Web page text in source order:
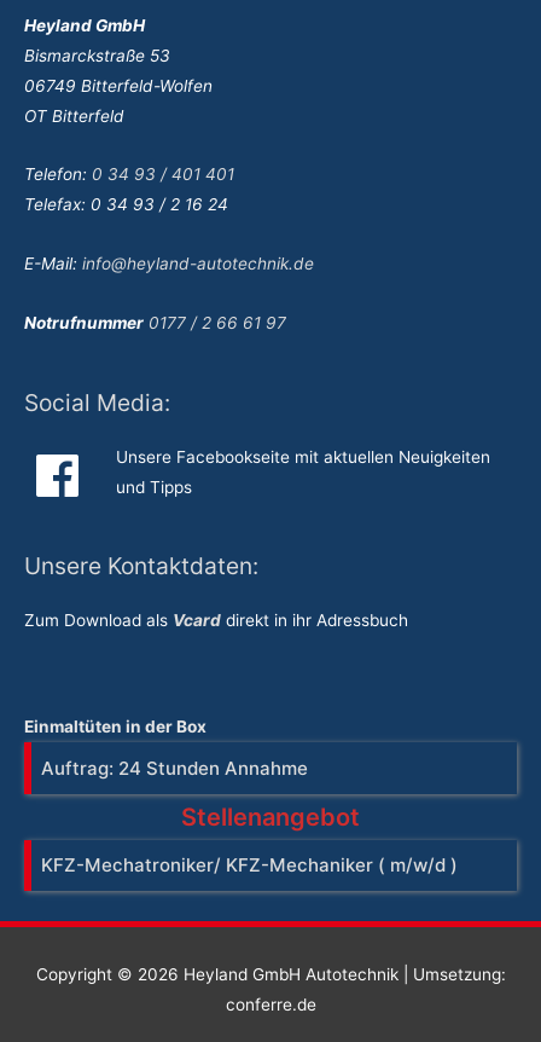
Heyland GmbH
Bismarckstraße 53
06749 Bitterfeld-Wolfen
OT Bitterfeld
Telefon: 0 34 93 / 401 401
Telefax: 0 34 93 / 2 16 24
E-Mail: info@heyland-autotechnik.de
Notrufnummer 0177 / 2 66 61 97
Social Media:
Unsere Facebookseite mit aktuellen Neuigkeiten
und Tipps
Unsere Kontaktdaten:
Zum Download als Vcard direkt in ihr Adressbuch
Einmaltüten in der Box
Auftrag: 24 Stunden Annahme
Stellenangebot
KFZ-Mechatroniker/ KFZ-Mechaniker ( m/w/d )
Copyright © 2026 Heyland GmbH Autotechnik| Umsetzung:
conferre.de